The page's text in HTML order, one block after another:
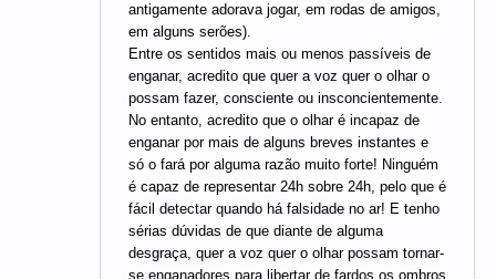
antigamente adorava jogar, em rodas de amigos,
em alguns serões).
Entre os sentidos mais ou menos passíveis de
enganar, acredito que quer a voz quer o olhar o
possam fazer, consciente ou insconcientemente.
No entanto, acredito que o olhar é incapaz de
enganar por mais de alguns breves instantes e
só o fará por alguma razão muito forte! Ninguém
é capaz de representar 24h sobre 24h, pelo que é
fácil detectar quando há falsidade no ar! E tenho
sérias dúvidas de que diante de alguma
desgraça, quer a voz quer o olhar possam tornar-
se enganadores para libertar de fardos os ombros